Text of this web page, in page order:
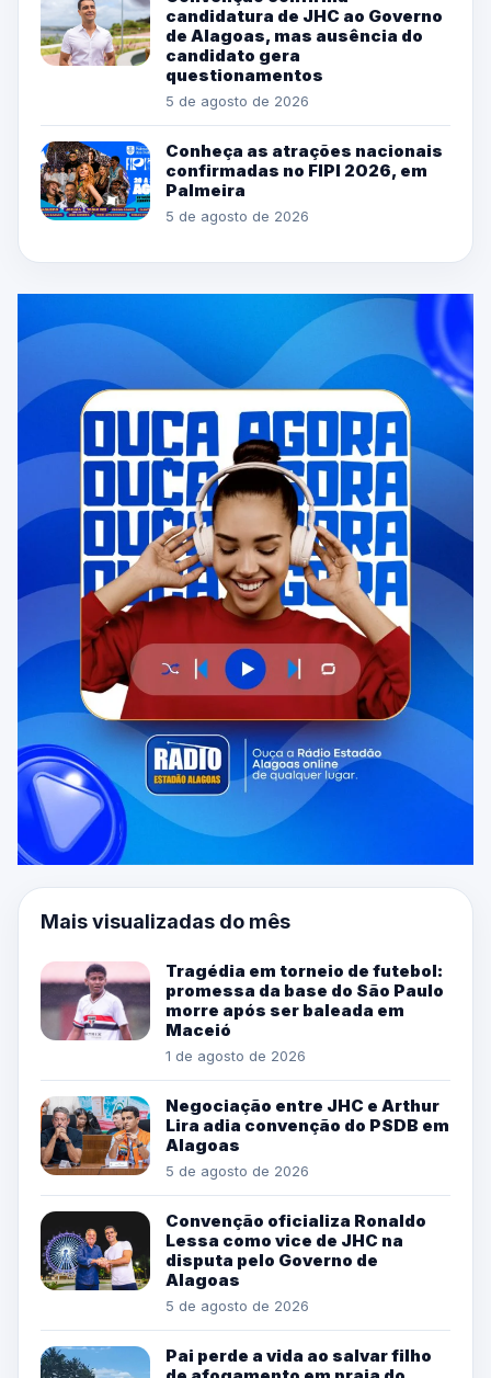
candidatura de JHC ao Governo
de Alagoas, mas ausência do
candidato gera
questionamentos
5 de agosto de 2026
Conheça as atrações nacionais
confirmadas no FIPI 2026, em
Palmeira
5 de agosto de 2026
Mais visualizadas do mês
Tragédia em torneio de futebol:
promessa da base do São Paulo
morre após ser baleada em
Maceió
1 de agosto de 2026
Negociação entre JHC e Arthur
Lira adia convenção do PSDB em
Alagoas
5 de agosto de 2026
Convenção oficializa Ronaldo
Lessa como vice de JHC na
disputa pelo Governo de
Alagoas
5 de agosto de 2026
Pai perde a vida ao salvar filho